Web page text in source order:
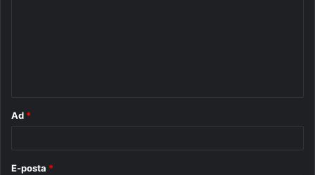
Ad *
E-posta *